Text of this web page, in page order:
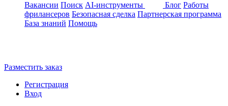
Вакансии Поиск AI-инструменты Блог Работы
фрилансеров Безопасная сделка Партнерская программа
База знаний Помощь
Разместить заказ
Регистрация
Вход